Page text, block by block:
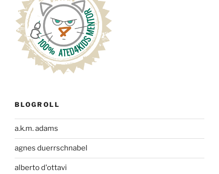
BLOGROLL
a.k.m. adams
agnes duerrschnabel
alberto d'ottavi